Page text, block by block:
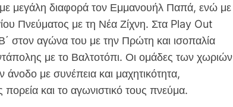
με μεγάλη διαφορά τον Εμμανουήλ Παπά, ενώ με
Πνεύματος με τη Νέα Ζίχνη. Στα Play Out
στον αγώνα του με την Πρώτη και ισοπαλία
με το Βαλτοτόπι. Οι ομάδες των χωριών
άνοδο με συνέπεια και μαχητικότητα,
και το αγωνιστικό τους πνεύμα.